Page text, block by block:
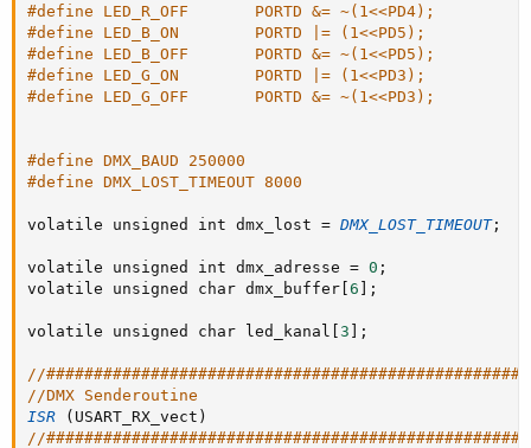
#define LED_R_OFF		PORTD &= ~(1<<PD4);
#define LED_B_ON		PORTD |= (1<<PD5);
#define LED_B_OFF		PORTD &= ~(1<<PD5);
#define LED_G_ON		PORTD |= (1<<PD3);
#define LED_G_OFF		PORTD &= ~(1<<PD3);
#define DMX_BAUD 250000
#define DMX_LOST_TIMEOUT 8000
volatile unsigned int dmx_lost = DMX_LOST_TIMEOUT;
volatile unsigned int dmx_adresse = 0 ;
volatile unsigned char dmx_buffer 6 ;
volatile unsigned char led_kanal 3 ;
//
//DMX Senderoutine
ISR
( USART_RX_vect )
//